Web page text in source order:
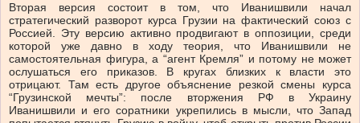
Вторая версия состоит в том, что Иванишвили начал
стратегический разворот курса Грузии на фактический союз с
Россией. Эту версию активно продвигают в оппозиции, среди
которой уже давно в ходу теория, что Иванишвили не
самостоятельная фигура, а “агент Кремля” и потому не может
ослушаться его приказов. В кругах близких к власти это
отрицают. Там есть другое объяснение резкой смены курса
“Грузинской мечты”: после вторжения РФ в Украину
Иванишвили и его соратники укрепились в мысли, что Запад